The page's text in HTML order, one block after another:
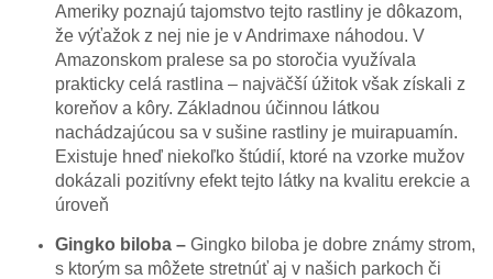
Ameriky poznajú tajomstvo tejto rastliny je dôkazom,
že výťažok z nej nie je v Andrimaxe náhodou. V
Amazonskom pralese sa po storočia využívala
prakticky celá rastlina – najväčší úžitok však získali z
koreňov a kôry. Základnou účinnou látkou
nachádzajúcou sa v sušine rastliny je muirapuamín.
Existuje hneď niekoľko štúdií, ktoré na vzorke mužov
dokázali pozitívny efekt tejto látky na kvalitu erekcie a
úroveň
Gingko biloba – Gingko biloba je dobre známy strom,
s ktorým sa môžete stretnúť aj v našich parkoch či